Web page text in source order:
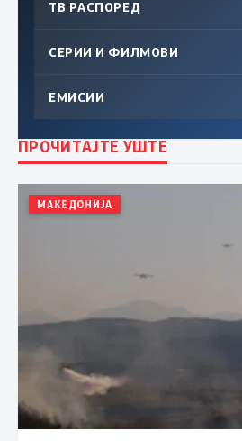
ТВ РАСПОРЕД
СЕРИИ И ФИЛМОВИ
ЕМИСИИ
ПРОЧИТАЈТЕ УШТЕ
МАКЕДОНИЈА